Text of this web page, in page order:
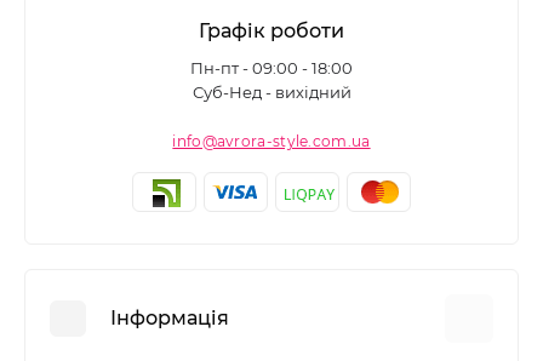
Графік роботи
Пн-пт - 09:00 - 18:00
Суб-Нед - вихідний
info@avrora-style.com.ua
Інформація